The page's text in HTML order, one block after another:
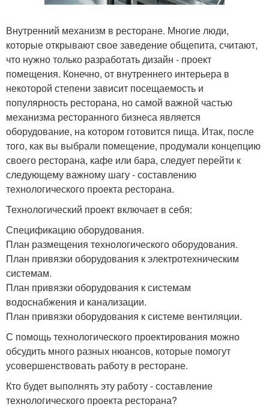
Внутренний механизм в ресторане. Многие люди,
которые открывают свое заведение общепита, считают,
что нужно только разработать дизайн - проект
помещения. Конечно, от внутреннего интерьера в
некоторой степени зависит посещаемость и
популярность ресторана, но самой важной частью
механизма ресторанного бизнеса является
оборудование, на котором готовится пища. Итак, после
того, как вы выбрали помещение, продумали концепцию
своего ресторана, кафе или бара, следует перейти к
следующему важному шагу - составлению
технологического проекта ресторана.
Технологический проект включает в себя:
Спецификацию оборудования.
План размещения технологического оборудования.
План привязки оборудования к электротехническим
системам.
План привязки оборудования к системам
водоснабжения и канализации.
План привязки оборудования к системе вентиляции.
С помощь технологического проектирования можно
обсудить много разных нюансов, которые помогут
усовершенствовать работу в ресторане.
Кто будет выполнять эту работу - составление
технологического проекта ресторана?